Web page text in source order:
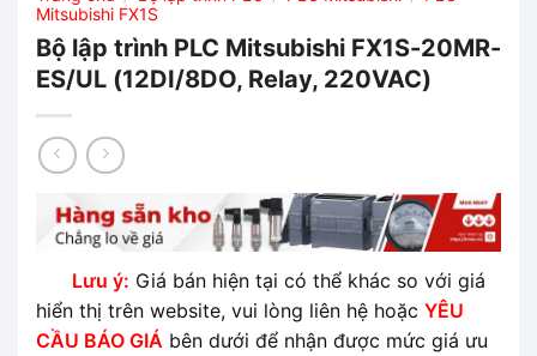
Mitsubishi FX1S
Bộ lập trình PLC Mitsubishi FX1S-20MR-
ES/UL (12DI/8DO, Relay, 220VAC)
Lưu ý: Giá bán hiện tại có thể khác so với giá
hiển thị trên website, vui lòng liên hệ hoặc YÊU
CẦU BÁO GIÁ bên dưới để nhận được mức giá ưu